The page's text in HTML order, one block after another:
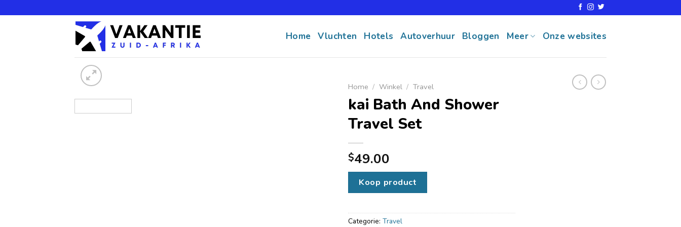
Home Vluchten Hotels Autoverhuur Bloggen Meer Onze websites
Home / Winkel / Travel
kai Bath And Shower
Travel Set
$49.00
Koop product
Categorie: Travel